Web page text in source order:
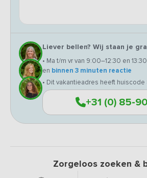
Liever bellen? Wij staan je
• Ma t/m vr van 9:00–12:30 en
en binnen 3 minuten reactie
• Dit vakantieadres heeft huiscode
+31 (0) 85-
Zorgeloos zoeken &